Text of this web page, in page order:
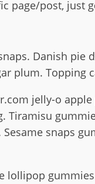
page/post, just
Danish pie
plum. Topping
jelly-o
snaps
lollipop